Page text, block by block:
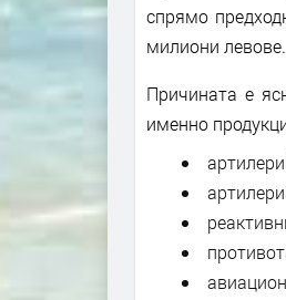
спрямо
милиони левове.
Причината е
именно